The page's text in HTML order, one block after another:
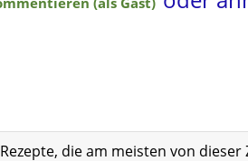
Rezepte, die am meisten von dieser